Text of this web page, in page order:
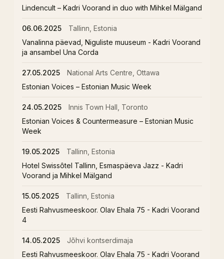
Lindencult – Kadri Voorand in duo with Mihkel Mälgand
06.06.2025
Tallinn, Estonia
Vanalinna päevad, Niguliste muuseum - Kadri Voorand
ja ansambel Una Corda
27.05.2025
National Arts Centre, Ottawa
Estonian Voices – Estonian Music Week
24.05.2025
Innis Town Hall, Toronto
Estonian Voices & Countermeasure – Estonian Music
Week
19.05.2025
Tallinn, Estonia
Hotel Swissôtel Tallinn, Esmaspäeva Jazz - Kadri
Voorand ja Mihkel Mälgand
15.05.2025
Tallinn, Estonia
Eesti Rahvusmeeskoor. Olav Ehala 75 - Kadri Voorand
4
14.05.2025
Jõhvi kontserdimaja
Eesti Rahvusmeeskoor. Olav Ehala 75 - Kadri Voorand